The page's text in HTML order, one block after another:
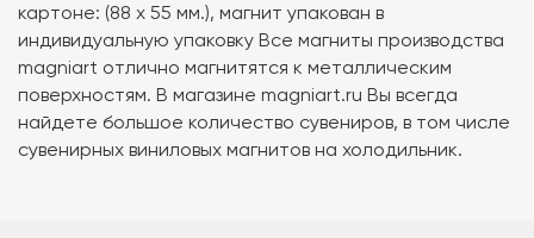
картоне: (88 х 55 мм.), магнит упакован в
индивидуальную упаковку Все магниты производства
magniart отлично магнитятся к металлическим
поверхностям. В магазине magniart.ru Вы всегда
найдете большое количество сувениров, в том числе
сувенирных виниловых магнитов на холодильник.